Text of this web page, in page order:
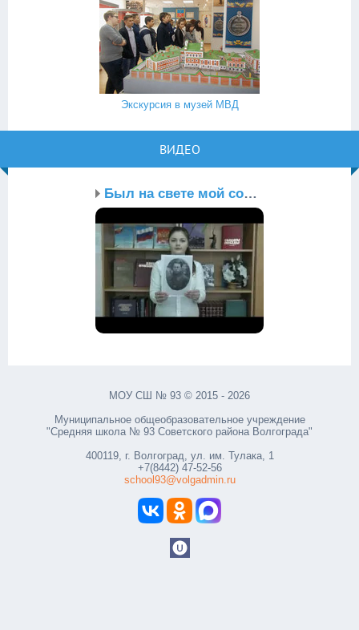
Экскурсия в музей МВД
ВИДЕО
Был на свете мой солдат
МОУ СШ № 93 © 2015 - 2026
Муниципальное общеобразовательное учреждение
"Средняя школа № 93 Советского района Волгограда"
400119, г. Волгоград, ул. им. Тулака, 1
+7(8442) 47-52-56
school93@volgadmin.ru